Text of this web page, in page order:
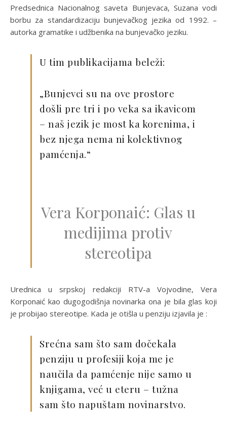
Predsednica Nacionalnog saveta Bunjevaca, Suzana vodi
borbu za standardizaciju bunjevačkog jezika od 1992. –
autorka gramatike i udžbenika na bunjevačko jeziku.
U tim publikacijama beleži:
„Bunjevci su na ove prostore
došli pre tri i po veka sa ikavicom
– naš jezik je most ka korenima, i
bez njega nema ni kolektivnog
pamćenja.“
Vera Korponaić: Glas u
medijima protiv
stereotipa
Urednica u srpskoj redakciji RTV-a Vojvodine, Vera
Korponaić kao dugogodišnja novinarka ona je bila glas koji
je probijao stereotipe. Kada je otišla u penziju izjavila je :
Srećna sam što sam dočekala
penziju u profesiji koja me je
naučila da pamćenje nije samo u
knjigama, već u eteru – tužna
sam što napuštam novinarstvo.